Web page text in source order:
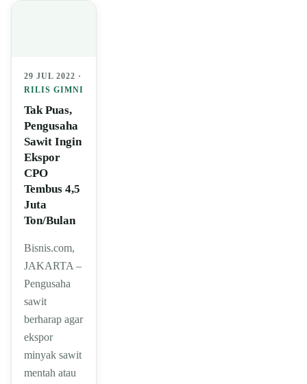
29 JUL 2022 ·
RILIS GIMNI
Tak Puas,
Pengusaha
Sawit Ingin
Ekspor
CPO
Tembus 4,5
Juta
Ton/Bulan
Bisnis.com,
JAKARTA –
Pengusaha
sawit
berharap agar
ekspor
minyak sawit
mentah atau